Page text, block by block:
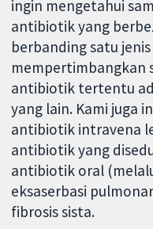
ingin mengetahui
antibiotik yang
berbanding satu
mempertimbangkan
antibiotik tertentu
yang lain. Kami juga
antibiotik intravena
antibiotik yang
antibiotik oral
eksaserbasi
fibrosis sista.